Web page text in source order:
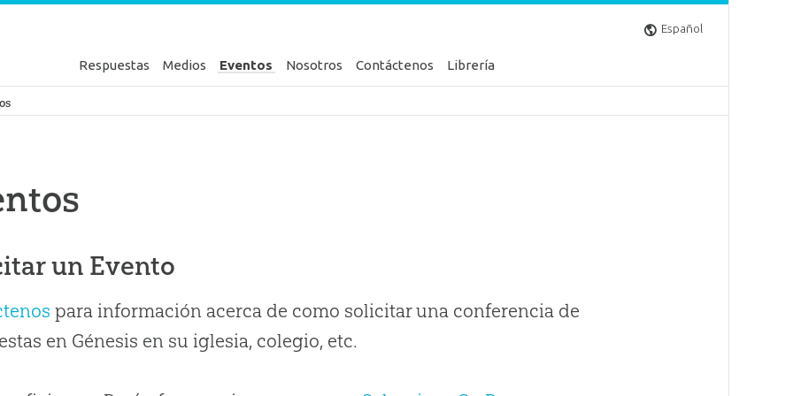
Español
Respuestas Medios Eventos Nosotros Contáctenos Librería
Génesis
un Evento
para información acerca de como solicitar una conferencia de
en Génesis en su iglesia, colegio, etc.